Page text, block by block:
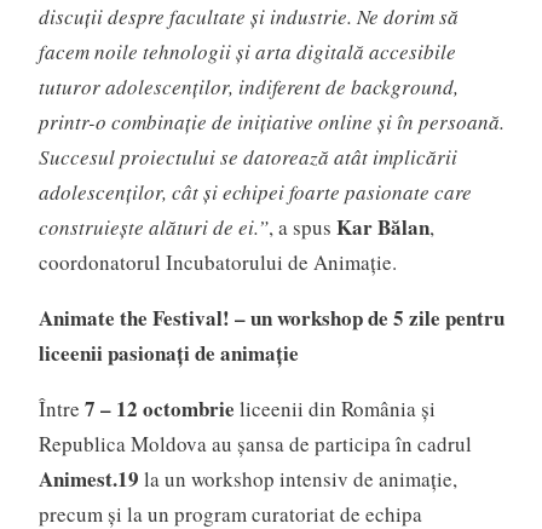
discuții despre facultate și industrie. Ne dorim să
facem noile tehnologii și arta digitală accesibile
tuturor adolescenților, indiferent de background,
printr-o combinație de inițiative online și în persoană.
Succesul proiectului se datorează atât implicării
adolescenților, cât și echipei foarte pasionate care
construiește alături de ei.”, a spus Kar Bălan,
coordonatorul Incubatorului de Animație.
Animate the Festival! – un workshop de 5 zile pentru
liceenii pasionați de animație
Între 7 – 12 octombrie liceenii din România și
Republica Moldova au șansa de participa în cadrul
Animest.19 la un workshop intensiv de animație,
precum și la un program curatoriat de echipa